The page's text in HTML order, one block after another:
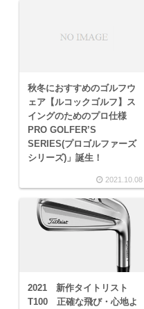
秋冬におすすめのゴルフウ
ェア【ルコックゴルフ】ス
イングのためのプロ仕様
PRO GOLFER’S
SERIES(プロゴルファーズ
シリーズ)」誕生！
2021.10.08
2021 新作タイトリスト
T100 正確な飛び・心地よ